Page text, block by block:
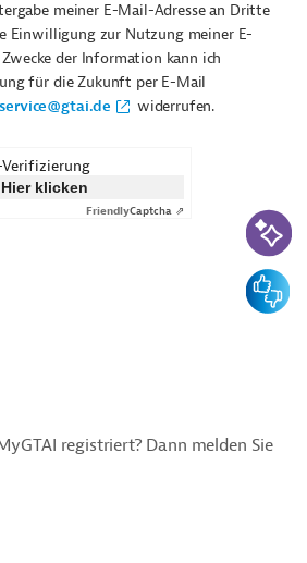
meiner E-Mail-Adresse an Dritte
Einwilligung zur Nutzung meiner E-
der Information kann ich
für die Zukunft per E-Mail
widerrufen.
Hier klicken
FriendlyCaptcha ⇗
registriert? Dann melden Sie
KI-